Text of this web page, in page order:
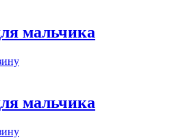
мальчика
мальчика